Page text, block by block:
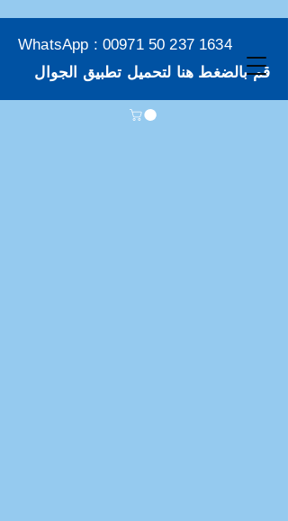
WhatsApp : 00971 50 237 1634
قم بالضغط هنا لتحميل تطبيق الجوال